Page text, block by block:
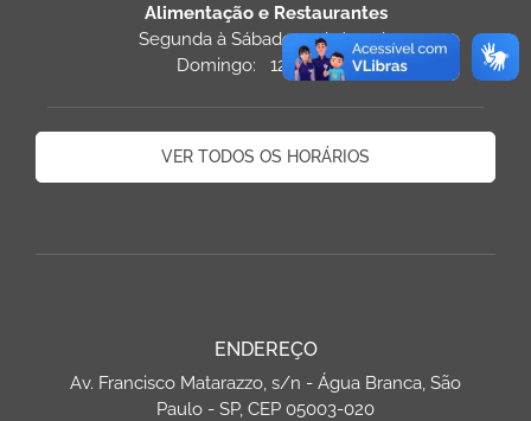
Alimentação e Restaurantes
Segunda à Sábado: 11h às 22h
Domingo: 12h às 22h
VER TODOS OS HORÁRIOS
ENDEREÇO
Av. Francisco Matarazzo, s/n - Água Branca, São
Paulo - SP, CEP 05003-020